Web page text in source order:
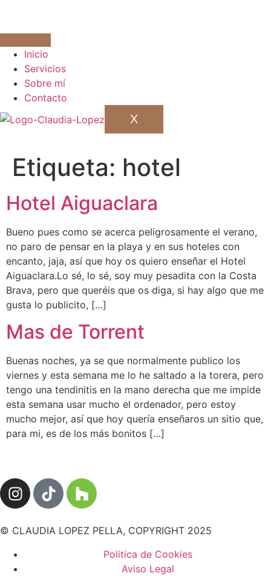
Inicio
Servicios
Sobre mí
Contacto
X
Etiqueta: hotel
Hotel Aiguaclara
Bueno pues como se acerca peligrosamente el verano,
no paro de pensar en la playa y en sus hoteles con
encanto, jaja, así que hoy os quiero enseñar el Hotel
Aiguaclara.Lo sé, lo sé, soy muy pesadita con la Costa
Brava, pero que queréis que os diga, si hay algo que me
gusta lo publicito, […]
Mas de Torrent
Buenas noches, ya se que normalmente publico los
viernes y esta semana me lo he saltado a la torera, pero
tengo una tendinitis en la mano derecha que me impide
esta semana usar mucho el ordenador, pero estoy
mucho mejor, así que hoy quería enseñaros un sitio que,
para mi, es de los más bonitos […]
© CLAUDIA LOPEZ PELLA, COPYRIGHT 2025
Politica de Cookies
Aviso Legal